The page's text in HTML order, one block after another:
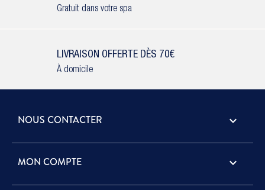
Gratuit dans votre spa
LIVRAISON OFFERTE DÈS 70€
À domicile
NOUS CONTACTER keyboard_arrow_down
MON COMPTE 